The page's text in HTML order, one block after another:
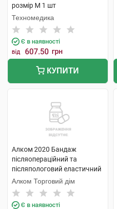
розмір М 1 шт
Техномедика
Є в наявності
від 607.50 грн
КУПИТИ
Алком 2020 Бандаж
післяопераційний та
післяпологовий еластичний
розмір 9 1 шт
Алком Торговий дім
Є в наявності